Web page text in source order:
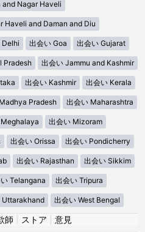
and Nagar Haveli
Haveli and Daman and Diu
Delhi 出会い Goa 出会い Gujarat
Pradesh 出会い Jammu and Kashmir
出会い Kashmir 出会い Kerala
Pradesh 出会い Maharashtra
出会い Mizoram
出会い Orissa 出会い Pondicherry
出会い Rajasthan 出会い Sikkim
Telangana 出会い Tripura
Uttarakhand 出会い West Bengal
師 ストア
意見